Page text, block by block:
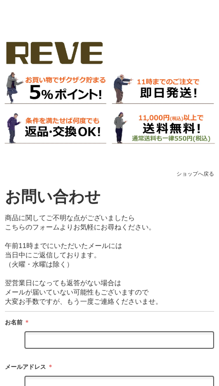
ショップへ戻る
お問い合わせ
商品に関してご不明な点がございましたら
こちらのフォームよりお気軽にお尋ねください。
午前11時までにいただいたメールには
当日中にご返信しております。
（火曜・水曜は除く）
翌営業日になっても返答がない場合は
メールが届いていない可能性もございますので
大変お手数ですが、もう一度ご連絡くださいませ。
お名前 ＊
メールアドレス ＊